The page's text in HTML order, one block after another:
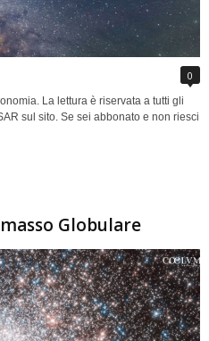
0
La lettura è riservata a tutti gli
sul sito. Se sei abbonato e non riesci
Globulare